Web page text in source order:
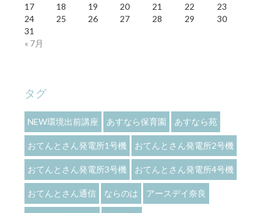
« 7月
17
18 19 20 21 22
23
24
25 26 27 28 29
30
31
タグ
NEW環境出前講座 あすなら保育園 あすなら苑
おてんとさん発電所1号機 おてんとさん発電所2号機
おてんとさん発電所3号機 おてんとさん発電所4号機
おてんとさん通信 ならのは アースデイ奈良